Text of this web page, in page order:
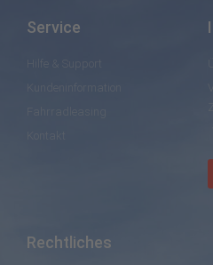
Service
Hilfe & Support
Rechtliches